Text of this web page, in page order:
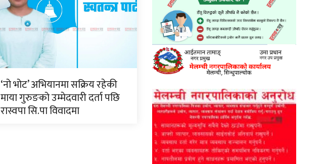
‘नो भोट’ अभियानमा सक्रिय रहेकी
माया गुरुङको उम्मेदवारी दर्ता पछि
रास्वपा सि.पा विवादमा